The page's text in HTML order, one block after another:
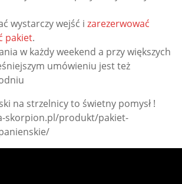
wystarczy wejść i zarezerwować
pakiet.
w każdy weekend a przy większych
umówieniu jest też
na strzelnicy to świetny pomysł !
skorpion.pl/produkt/pakiet-